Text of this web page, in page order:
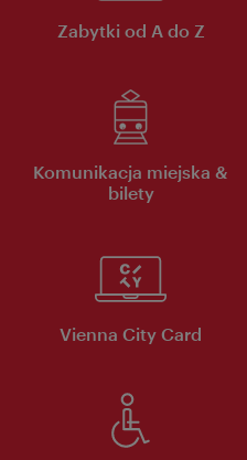
Zabytki od A do Z
Komunikacja miejska &
bilety
Vienna City Card